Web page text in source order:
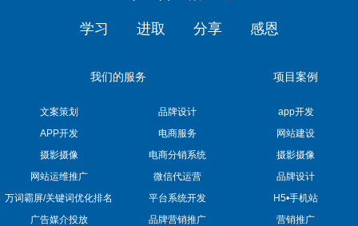
学习 进取 分享 感恩
我们的服务
文案策划
品牌设计
APP开发
电商服务
摄影摄像
电商分销系统
网站运维推广
微信代运营
万词霸屏/关键词优化排名
平台系统开发
广告媒介投放
品牌营销推广
项目案例
app开发
网站建设
摄影摄像
品牌设计
H5•手机站
营销推广